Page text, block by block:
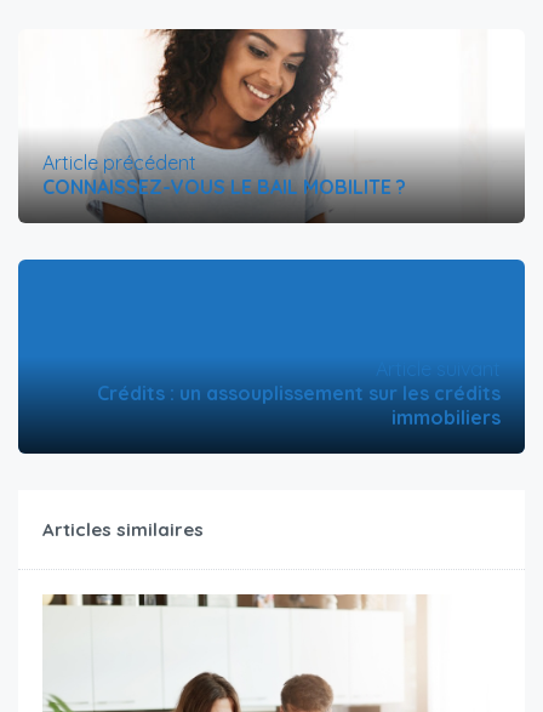
Article précédent
CONNAISSEZ-VOUS LE BAIL MOBILITE ?
Article suivant
Crédits : un assouplissement sur les crédits
immobiliers
Articles similaires